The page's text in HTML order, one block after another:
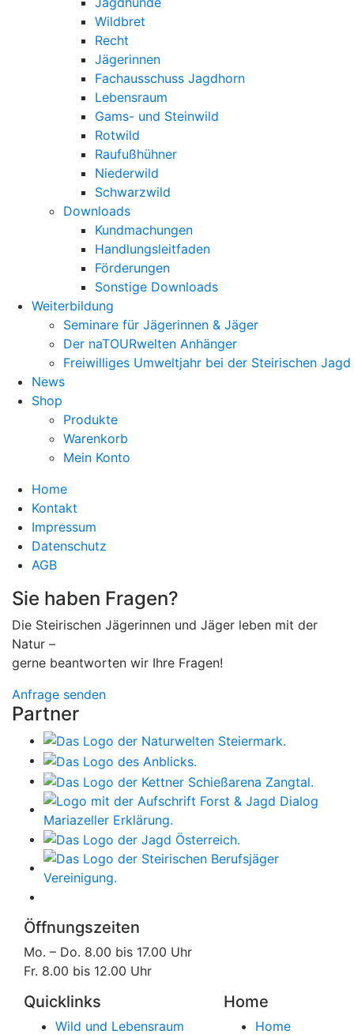
Wildbret
Recht
Jägerinnen
Fachausschuss Jagdhorn
Lebensraum
Gams- und Steinwild
Rotwild
Raufußhühner
Niederwild
Schwarzwild
Downloads
Kundmachungen
Handlungsleitfaden
Förderungen
Sonstige Downloads
Weiterbildung
Seminare für Jägerinnen & Jäger
Der naTOURwelten Anhänger
Freiwilliges Umweltjahr bei der Steirischen Jagd
News
Shop
Produkte
Warenkorb
Mein Konto
Home
Kontakt
Impressum
Datenschutz
AGB
Sie haben Fragen?
Die Steirischen Jägerinnen und Jäger leben mit der
Natur –
gerne beantworten wir Ihre Fragen!
Anfrage senden
Partner
Öffnungszeiten
Mo. – Do. 8.00 bis 17.00 Uhr
Fr. 8.00 bis 12.00 Uhr
Quicklinks
Wild und Lebensraum
Home
Home